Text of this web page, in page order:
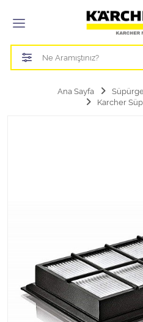
Tüm
Bahçe Sulama Ürünleri
Buharlı Temizlik Aparatları
Zemin Temizlik Makine
Kimyasallar Deterjanlar
Tüm Kategorileri Gör
Ana Sayfa
Karcher